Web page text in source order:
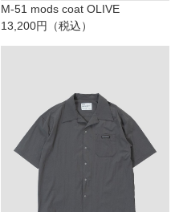
M-51 mods coat OLIVE
13,200円（税込）